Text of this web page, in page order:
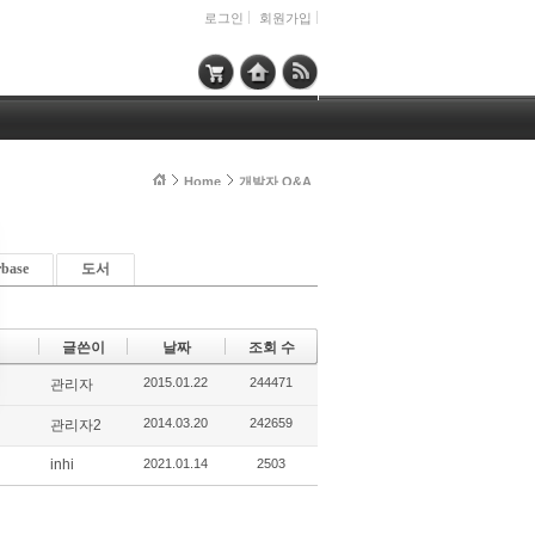
로그인 회원가입
Home 개발자 Q&A
도서
글쓴이 날짜 조회 수
관리자 2015.01.22 244471
관리자2 2014.03.20 242659
inhi 2021.01.14 2503